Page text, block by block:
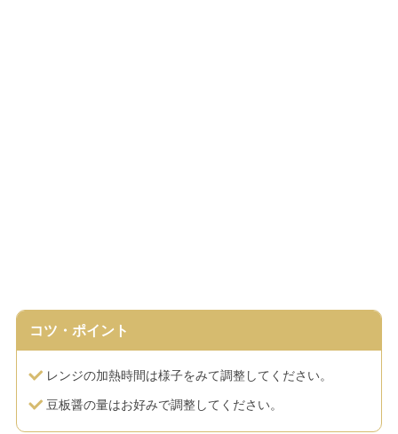
コツ・ポイント
レンジの加熱時間は様子をみて調整してください。
豆板醤の量はお好みで調整してください。